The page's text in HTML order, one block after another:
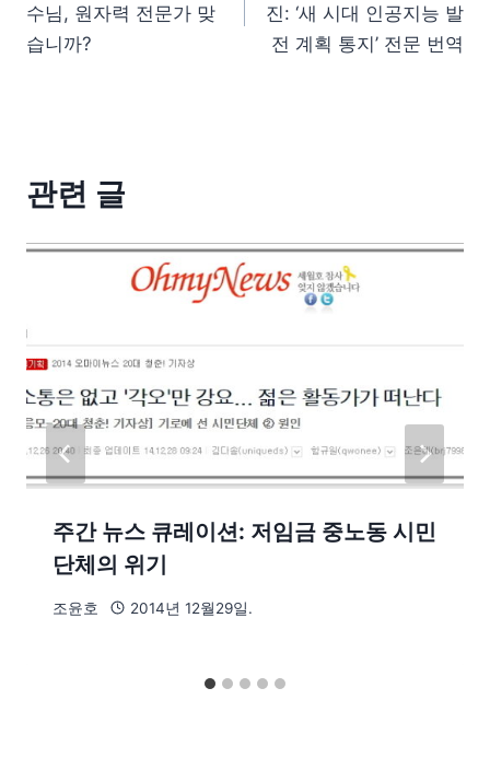
수님, 원자력 전문가 맞
습니까?
진: ‘새 시대 인공지능 발
전 계획 통지’ 전문 번역
관련 글
주간 뉴스 큐레이션: 저임금 중노동 시민
단체의 위기
조윤호 2014년 12월29일.